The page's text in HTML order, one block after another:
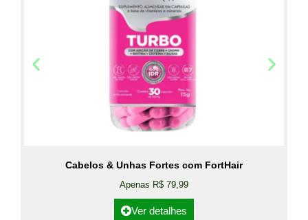
Cabelos & Unhas Fortes com FortHair
Apenas R$ 79,99
Ver detalhes